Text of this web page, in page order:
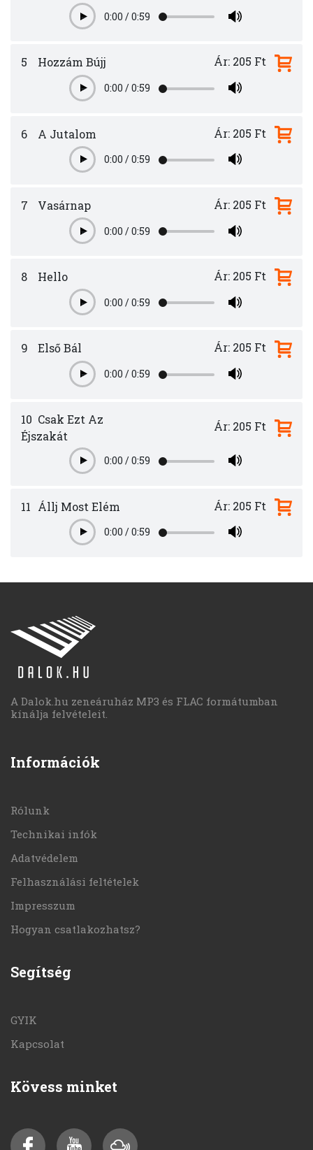
Play0:00 /0:59
5 Hozzám Bújj
Play0:00 /0:59
Ár: 205 Ft
6 A Jutalom
Play0:00 /0:59
Ár: 205 Ft
7 Vasárnap
Play0:00 /0:59
Ár: 205 Ft
8 Hello
Play0:00 /0:59
Ár: 205 Ft
9 Első Bál
Play0:00 /0:59
Ár: 205 Ft
10 Csak Ezt Az
Éjszakát
Play0:00 /0:59
Ár: 205 Ft
11 Állj Most Elém
Play0:00 /0:59
Ár: 205 Ft
A Dalok.hu zeneáruház MP3 és FLAC formátumban
kínálja felvételeit.
Információk
Rólunk
Technikai infók
Adatvédelem
Felhasználási feltételek
Impresszum
Hogyan csatlakozhatsz?
Segítség
GYIK
Kapcsolat
Kövess minket